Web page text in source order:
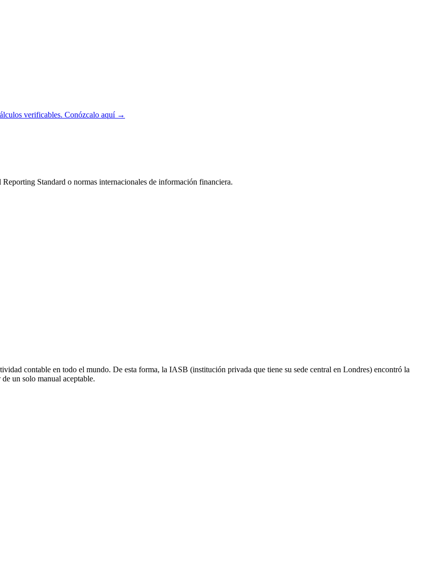
verificables. Conózcalo aquí →
Standard o normas internacionales de información financiera.
contable en todo el mundo. De esta forma, la IASB (institución privada que tiene su sede central en Londres) encontró la
un solo manual aceptable.